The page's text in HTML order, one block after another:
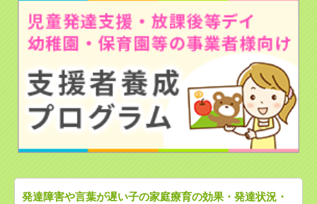
発達障害や言葉が遅い子の家庭療育の効果・発達状況・